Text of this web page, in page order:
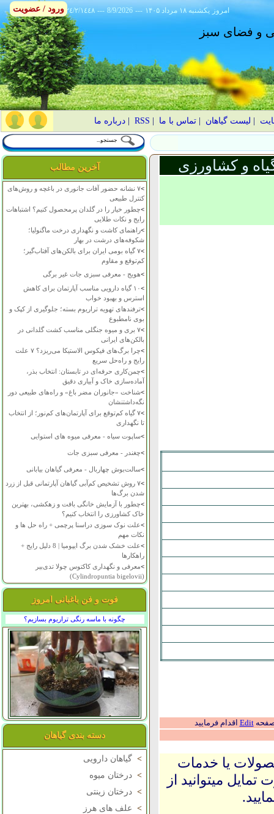
٢٤/٢/١٤٤٨ --- 8/9/2026 --- ۱۴۰۵ يکشنبه ۱۸ مرداد امروز
و فضای سبز
لیست گیاهان |تماس با ما RSS
|درباره ما
آخرین مطالب
>
۷ نشانه حضور آفات جانوری در باغچه و روش‌های
کنترل طبیعی
>چطور خیار را در گلدان پرمحصول کنیم؟ اشتباهات
رایج و نکات طلایی
>راهنمای کاشت و نگهداری درخت ماگنولیا؛
شکوفه‌های درشت در بهار
>
۷ گیاه بومی ایران برای بالکن‌های آفتاب‌گیر؛
کم‌توقع و مقاوم
>هویج - معرفی سبزی جات غیر برگی
>
۱۰ گیاه دارویی مناسب آپارتمان برای کاهش
استرس و بهبود خواب
>ترفندهای تهویه تراریوم بسته؛ جلوگیری از کپک و
بوی نامطبوع
>
۷ بری و میوه جنگلی مناسب کشت گلدانی در
بالکن‌های ایرانی
>
چرا برگ‌های فیکوس الاستیکا می‌ریزد؟ ۷ علت
رایج و راه‌حل سریع
>چمن‌کاری حرفه‌ای در تابستان: انتخاب بذر،
آماده‌سازی خاک و آبیاری دقیق
>شناخت «جانوران مضر باغ» و راه‌های طبیعی دور
نگه‌داشتنشان
>
۷ گیاه کم‌توقع برای آپارتمان‌های کم‌نور؛ از انتخاب
تا نگهداری
>ساپوت سیاه - معرفی میوه های استوایی
>چغندر - معرفی سبزی جات
>سالت‌بوش چهاربال - معرفی گیاهان بیابانی
>
۷ روش تشخیص کم‌آبی گیاهان آپارتمانی قبل از زرد
شدن برگ‌ها
>چطور با آزمایش خانگی بافت و زهکشی، بهترین
خاک کشاورزی را انتخاب کنیم؟
>علت نوک سوزی دراسنا پرچمی + راه حل ها و
نکات مهم
>
علت خشک شدن برگ ایپومیا | 8 دلیل رایج +
راهکارها
>معرفی و نگهداری کاکتوس چولا تدی‌بیر
(Cylindropuntia bigelovii)
فوت و فن باغبانی امروز
چگونه با ماسه رنگی تراریوم بسازیم؟
دسته بندی گیاهان
> گیاهان دارویی
> درختان میوه
> درختان زینتی
> علف های هرز
و کشاورزی
صفحهEdit اقدام فرمایید
یا خدمات
میتوانید از
ورود / عضویت